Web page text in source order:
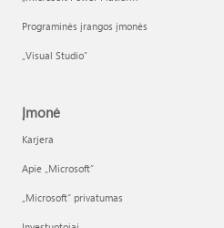
Programinės įrangos įmonės
„Visual Studio“
Įmonė
Karjera
Apie „Microsoft“
„Microsoft“ privatumas